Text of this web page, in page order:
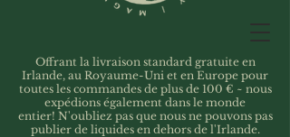
Offrant la livraison standard gratuite en
Irlande, au Royaume-Uni et en Europe pour
toutes les commandes de plus de 100 € ~ nous
expédions également dans le monde
entier! N'oubliez pas que nous ne pouvons pas
publier de liquides en dehors de l'Irlande.